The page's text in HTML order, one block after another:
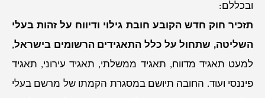
ובכללם:
תזכיר חוק חדש הקובע חובת גילוי ודיווח על זהות בעלי
השליטה, שתחול על כלל התאגידים הרשומים בישראל,
למעט תאגיד מדווח, תאגיד ממשלתי, תאגיד עירוני, תאגיד
פיננסי ועוד. החובה תיושם במסגרת הקמתו של מרשם בעלי